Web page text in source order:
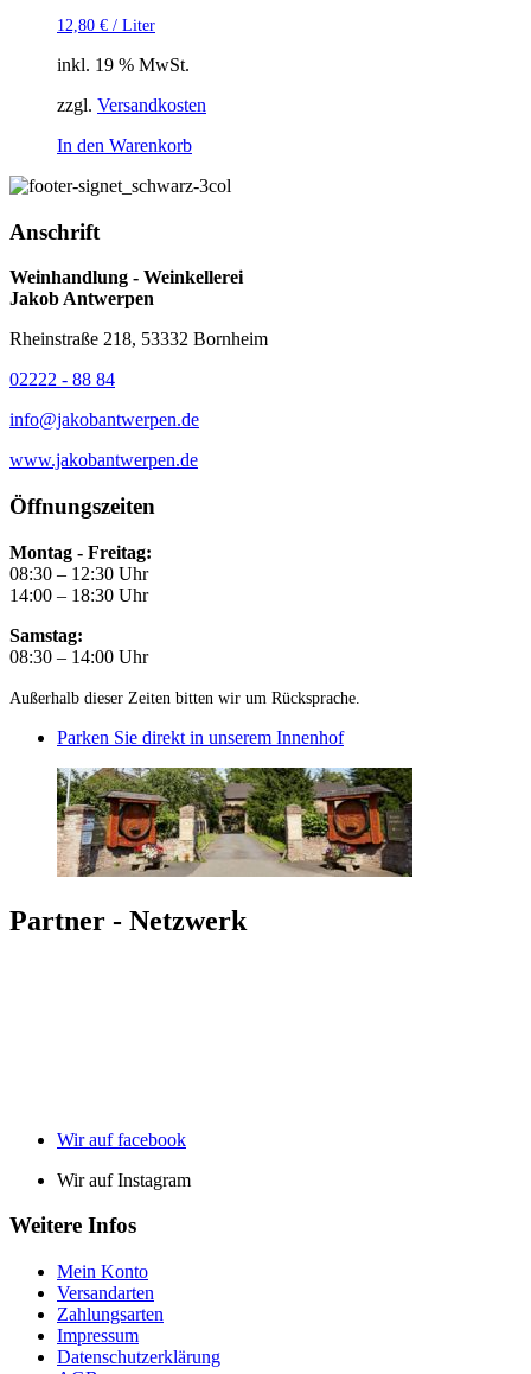
12,80 € / Liter
inkl. 19 % MwSt.
zzgl. Versandkosten
In den Warenkorb
Anschrift
Weinhandlung - Weinkellerei
Jakob Antwerpen
Rheinstraße 218, 53332 Bornheim
02222 - 88 84
info@jakobantwerpen.de
www.jakobantwerpen.de
Öffnungszeiten
Montag - Freitag:
08:30 – 12:30 Uhr
14:00 – 18:30 Uhr
Samstag:
08:30 – 14:00 Uhr
Außerhalb dieser Zeiten bitten wir um Rücksprache.
Parken Sie direkt in unserem Innenhof
Partner - Netzwerk
Wir auf facebook
Wir auf Instagram
Weitere Infos
Mein Konto
Versandarten
Zahlungsarten
Impressum
Datenschutzerklärung